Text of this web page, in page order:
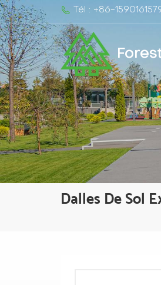
Tél : +86-
Dalles De Sol